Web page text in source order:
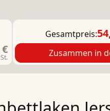
Gesamtpreis:
Zusammen in